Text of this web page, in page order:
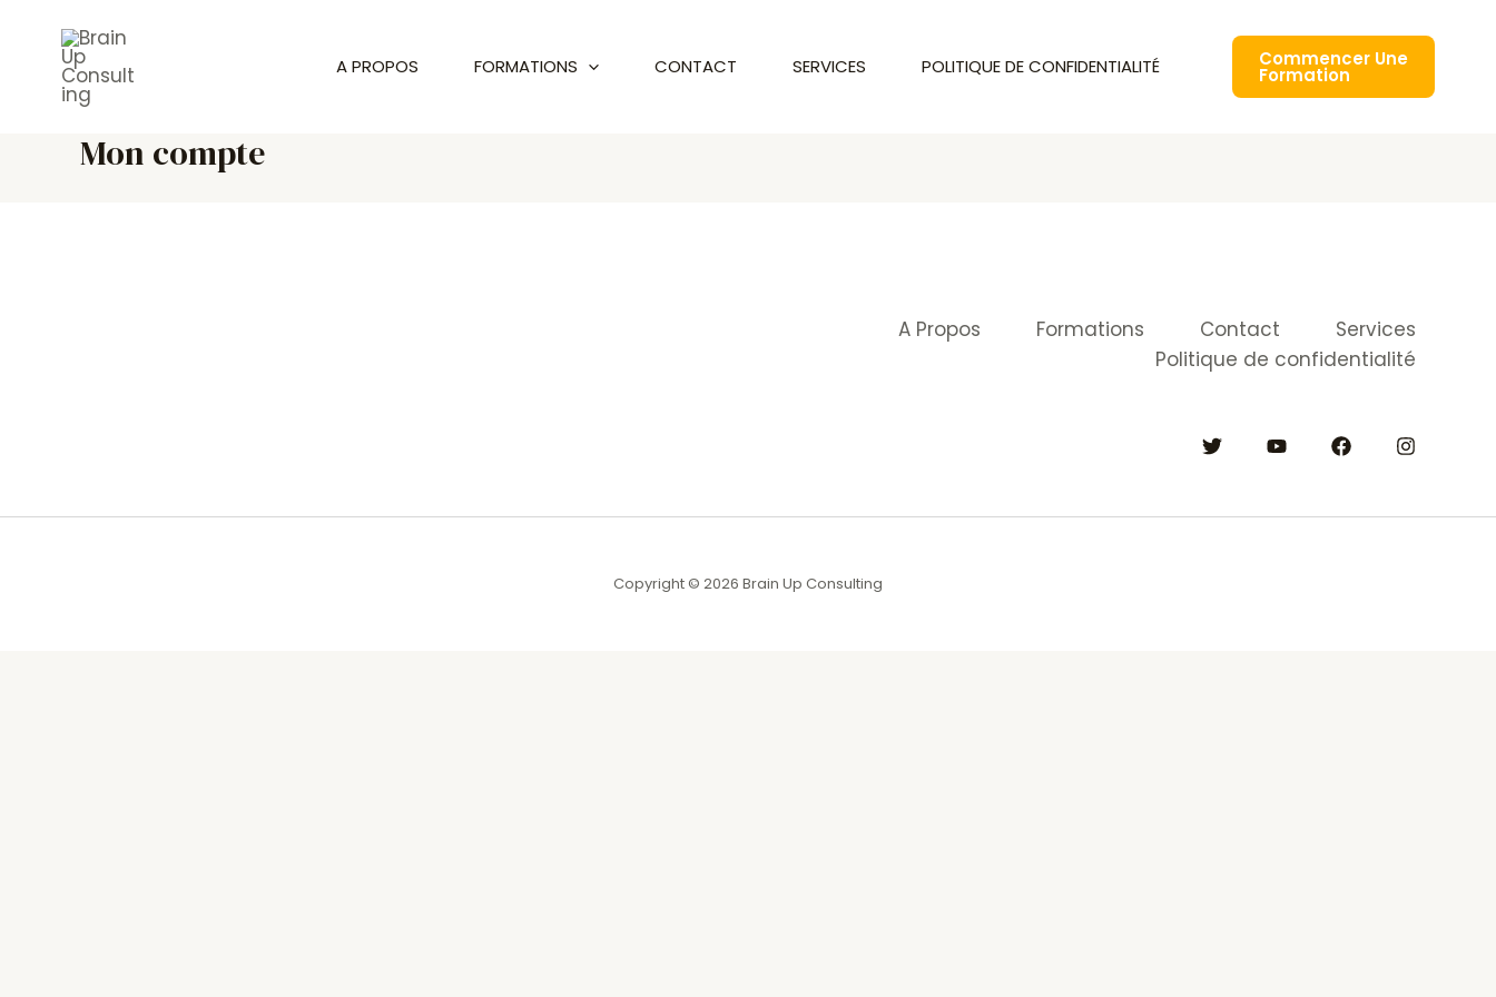
contenu
A PROPOS FORMATIONS CONTACT SERVICES POLITIQUE DE CONFIDENTIALITÉ Commencer Une
Formation
Mon compte
A Propos Formations Contact
Services
Politique de confidentialité
Copyright © 2026 Brain Up Consulting